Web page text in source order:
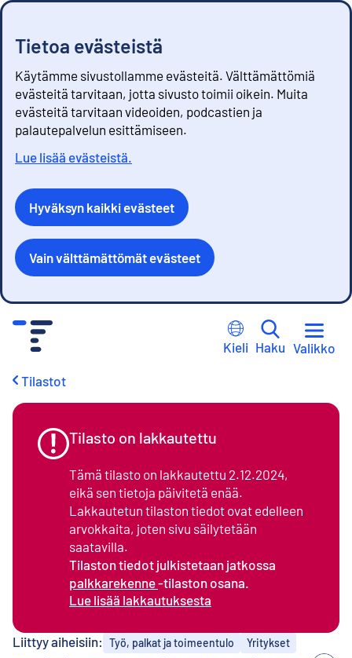
Tietoa evästeistä
Käytämme sivustollamme evästeitä. Välttämättömiä
evästeitä tarvitaan, jotta sivusto toimii oikein. Muita
evästeitä tarvitaan videoiden, podcastien ja
palautepalvelun esittämiseen.
Lue lisää evästeistä.
Hyväksyn kaikki evästeet
Vain välttämättömät evästeet
Kieli Haku Valikko
Tilastot
Tilasto on lakkautettu
Tämä tilasto on lakkautettu 2.12.2024,
eikä sen tietoja päivitetä enää.
Lakkautetun tilaston tiedot ovat edelleen
arvokkaita, joten sivu säilytetään
saatavilla.
Tilaston tiedot julkistetaan jatkossa
palkkarekenne-tilaston osana.
Lue lisää lakkautuksesta
Liittyy aiheisiin: Työ, palkat ja toimeentulo Yritykset